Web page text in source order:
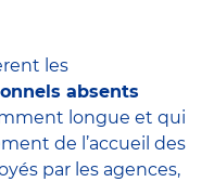
les
absents
longue et qui
de l’accueil des
par les agences,